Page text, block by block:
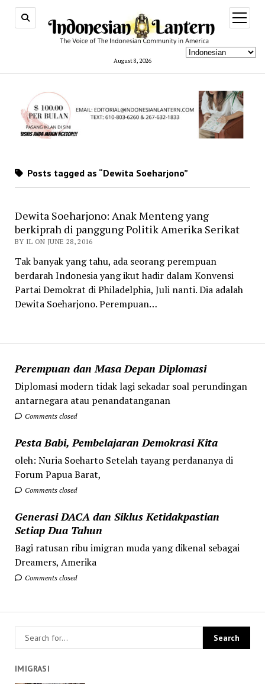
August 8, 2026
open
menu
Perempuan dan Masa Depan Diplomasi
Diplomasi modern tidak lagi sekadar soal perundingan
antarnegara atau penandatanganan
Comments closed
Pesta Babi, Pembelajaran Demokrasi Kita
oleh: Nuria Soeharto Setelah tayang perdananya di
Forum Papua Barat,
Comments closed
Generasi DACA dan Siklus Ketidakpastian
Setiap Dua Tahun
Bagi ratusan ribu imigran muda yang dikenal sebagai
Dreamers, Amerika
Comments closed
Posts tagged as “Dewita Soeharjono”
Dewita Soeharjono: Anak Menteng yang
berkiprah di panggung Politik Amerika Serikat
BY IL ON JUNE 28, 2016
Tak banyak yang tahu, ada seorang perempuan
berdarah Indonesia yang ikut hadir dalam Konvensi
Partai Demokrat di Philadelphia, Juli nanti. Dia adalah
Dewita Soeharjono. Perempuan…
IMIGRASI